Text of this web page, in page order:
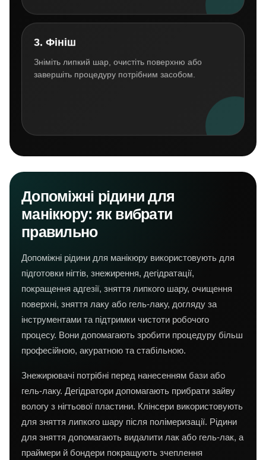
3. Фініш
Зніміть липкий шар, очистіть поверхню або
завершіть процедуру потрібним засобом.
Допоміжні рідини для
манікюру: як вибрати
правильно
Допоміжні рідини для манікюру використовують для
підготовки нігтів, знежирення, дегідратації,
покращення адгезії, зняття липкого шару, очищення
поверхні, зняття лаку або гель-лаку, догляду за
інструментами та підтримки чистоти робочого
процесу. Вони допомагають зробити процедуру більш
професійною, акуратною та стабільною.
Знежирювачі потрібні перед нанесенням бази або
гель-лаку. Дегідратори допомагають прибрати зайву
вологу з нігтьової пластини. Клінсери використовують
для зняття липкого шару після полімеризації. Рідини
для зняття допомагають видалити лак або гель-лак, а
праймери й бондери покращують зчеплення